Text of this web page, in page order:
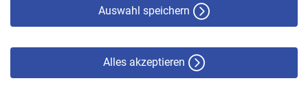
Auswahl speichern
Alles akzeptieren
© VBL 2026